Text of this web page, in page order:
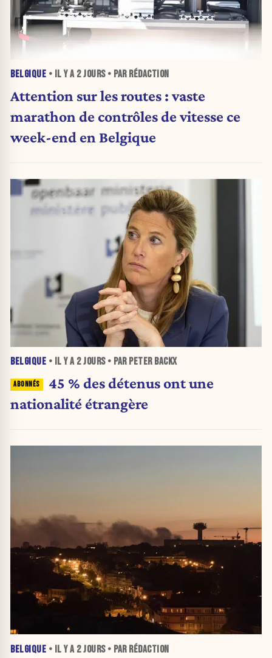
BELGIQUE • IL Y A 2 JOURS• PAR RÉDACTION
Attention sur les routes : vaste
marathon de contrôles de vitesse ce
week-end en Belgique
BELGIQUE • IL Y A 2 JOURS• PAR PETER BACKX
45 % des détenus ont une
nationalité étrangère
BELGIQUE • IL Y A 2 JOURS• PAR RÉDACTION